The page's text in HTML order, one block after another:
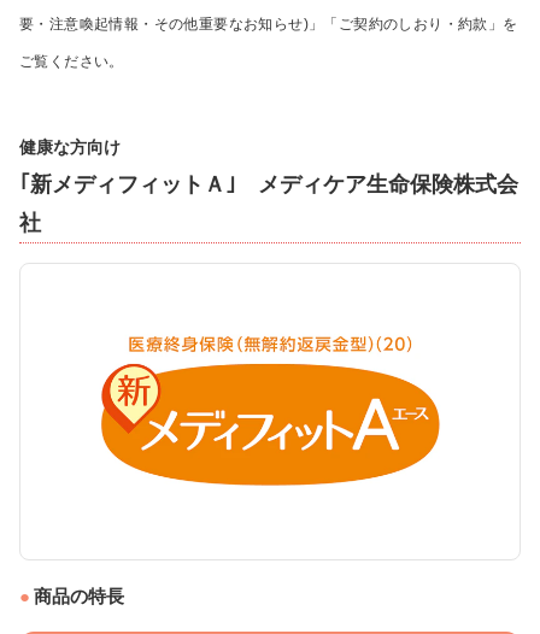
要・注意喚起情報・その他重要なお知らせ)」「ご契約のしおり・約款」を
ご覧ください。
健康な方向け
｢新メディフィットＡ｣ メディケア生命保険株式会
社
商品の特長